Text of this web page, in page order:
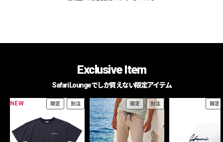
Exclusive Item
Safari Loungeでしか買えない限定アイテム
NEW 限定 別注 限定 別注 限定